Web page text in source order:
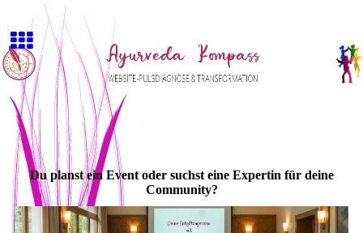
Du planst ein Event oder suchst eine Expertin für deine
Community?